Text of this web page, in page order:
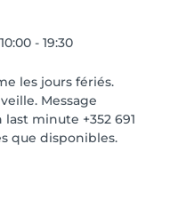
10:00 - 19:30
les jours fériés.
Message
minute +352 691
que disponibles.